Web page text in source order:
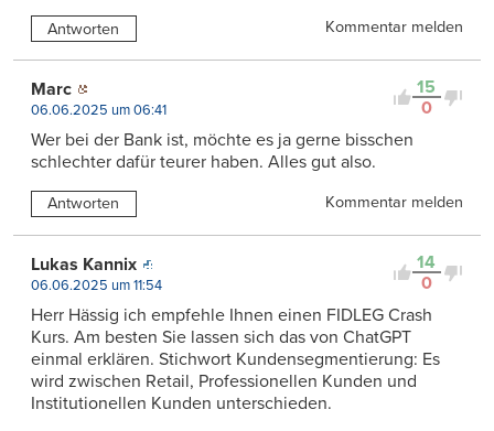
Antworten Kommentar melden
15
0
Marc
06.06.2025 um 06:41
Wer bei der Bank ist, möchte es ja gerne bisschen
schlechter dafür teurer haben. Alles gut also.
Antworten Kommentar melden
14
0
Lukas Kannix
06.06.2025 um 11:54
Herr Hässig ich empfehle Ihnen einen FIDLEG Crash
Kurs. Am besten Sie lassen sich das von ChatGPT
einmal erklären. Stichwort Kundensegmentierung: Es
wird zwischen Retail, Professionellen Kunden und
Institutionellen Kunden unterschieden.